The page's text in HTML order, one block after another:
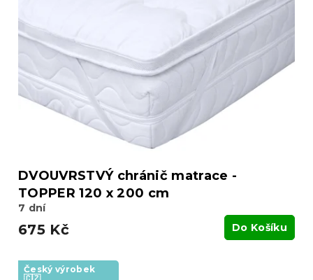
DVOUVRSTVÝ chránič matrace -
TOPPER 120 x 200 cm
7 dní
675 Kč Do Košíku
Český výrobek